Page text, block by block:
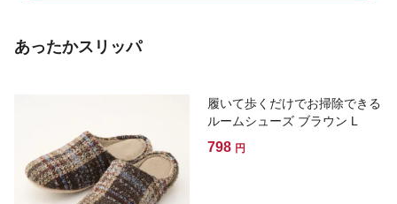
あったかスリッパ
履いて歩くだけでお掃除できる
ルームシューズ ブラウン L
798 円